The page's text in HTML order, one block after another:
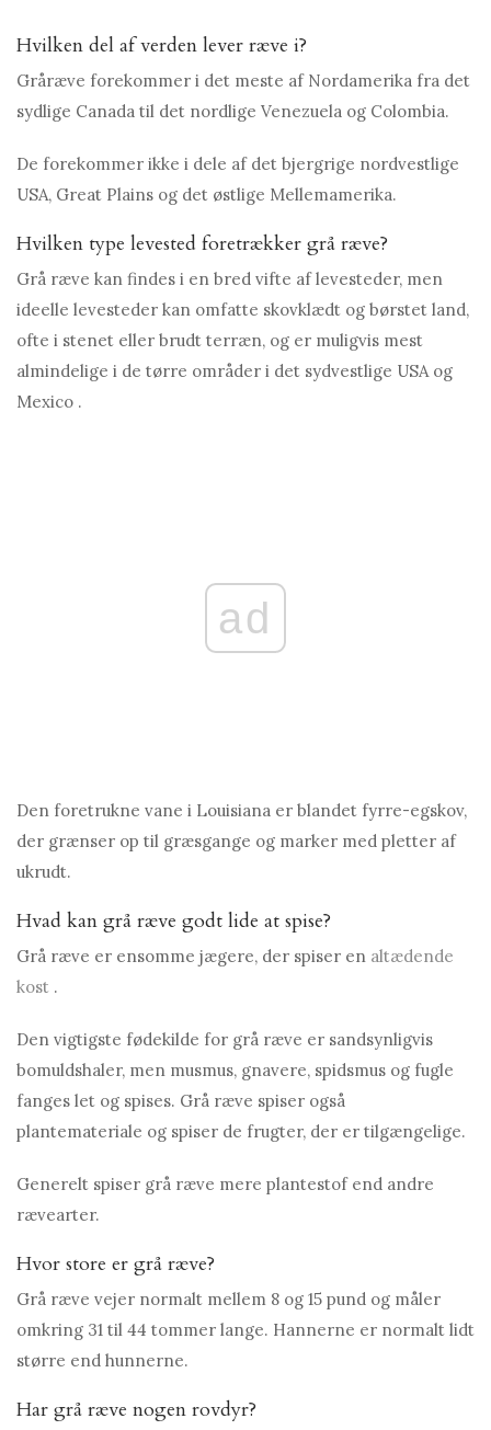
Hvilken del af verden lever ræve i?
Gråræve forekommer i det meste af Nordamerika fra det
sydlige Canada til det nordlige Venezuela og Colombia.
De forekommer ikke i dele af det bjergrige nordvestlige
USA, Great Plains og det østlige Mellemamerika.
Hvilken type levested foretrækker grå ræve?
Grå ræve kan findes i en bred vifte af levesteder, men
ideelle levesteder kan omfatte skovklædt og børstet land,
ofte i stenet eller brudt terræn, og er muligvis mest
almindelige i de tørre områder i det sydvestlige USA og
Mexico .
ad
Den foretrukne vane i Louisiana er blandet fyrre-egskov,
der grænser op til græsgange og marker med pletter af
ukrudt.
Hvad kan grå ræve godt lide at spise?
Grå ræve er ensomme jægere, der spiser en altædende
kost .
Den vigtigste fødekilde for grå ræve er sandsynligvis
bomuldshaler, men musmus, gnavere, spidsmus og fugle
fanges let og spises. Grå ræve spiser også
plantemateriale og spiser de frugter, der er tilgængelige.
Generelt spiser grå ræve mere plantestof end andre
rævearter.
Hvor store er grå ræve?
Grå ræve vejer normalt mellem 8 og 15 pund og måler
omkring 31 til 44 tommer lange. Hannerne er normalt lidt
større end hunnerne.
Har grå ræve nogen rovdyr?